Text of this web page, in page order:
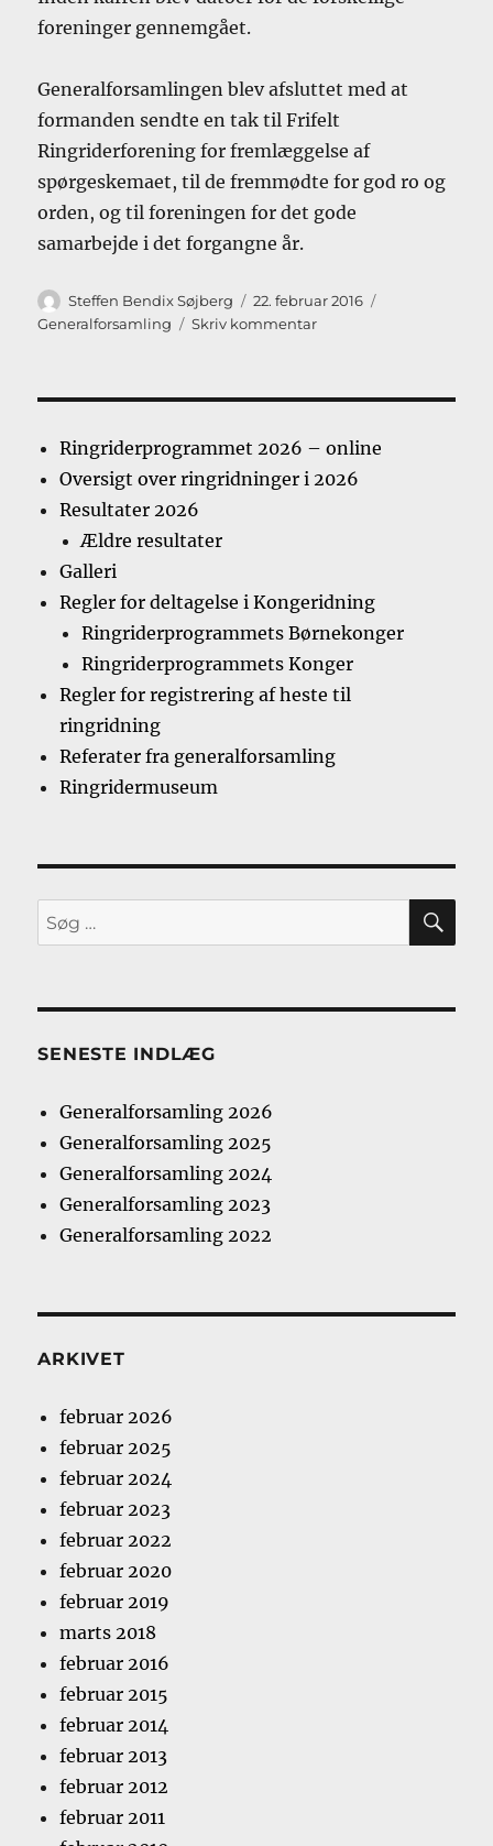
foreninger gennemgået.
Generalforsamlingen blev afsluttet med at
formanden sendte en tak til Frifelt
Ringriderforening for fremlæggelse af
spørgeskemaet, til de fremmødte for god ro og
orden, og til foreningen for det gode
samarbejde i det forgangne år.
Forfatter
Steffen Bendix Søjberg Udgivet
22. februar 2016
Generalforsamling
Skriv kommentartil
Ringriderprogrammet 2026 – online
Oversigt over ringridninger i 2026
Resultater 2026
Ældre resultater
Galleri
Regler for deltagelse i Kongeridning
Ringriderprogrammets Børnekonger
Ringriderprogrammets Konger
Regler for registrering af heste til
ringridning
Referater fra generalforsamling
Ringridermuseum
Søg
efter:
SENESTE INDLÆG
Generalforsamling 2026
Generalforsamling 2025
Generalforsamling 2024
Generalforsamling 2023
Generalforsamling 2022
ARKIVET
februar 2026
februar 2025
februar 2024
februar 2023
februar 2022
februar 2020
februar 2019
marts 2018
februar 2016
februar 2015
februar 2014
februar 2013
februar 2012
februar 2011